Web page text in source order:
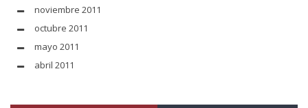
noviembre 2011
octubre 2011
mayo 2011
abril 2011